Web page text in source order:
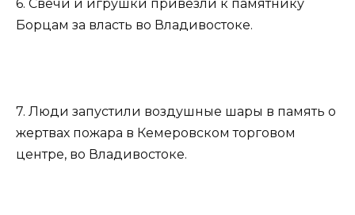
6. Свечи и игрушки привезли к памятнику
Борцам за власть во Владивостоке.
7. Люди запустили воздушные шары в память о
жертвах пожара в Кемеровском торговом
центре, во Владивостоке.